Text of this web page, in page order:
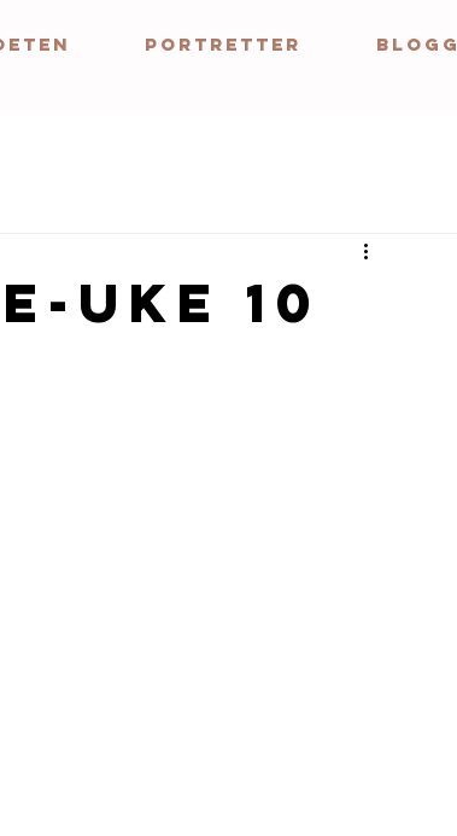
Portretter BLOGG
uke 10